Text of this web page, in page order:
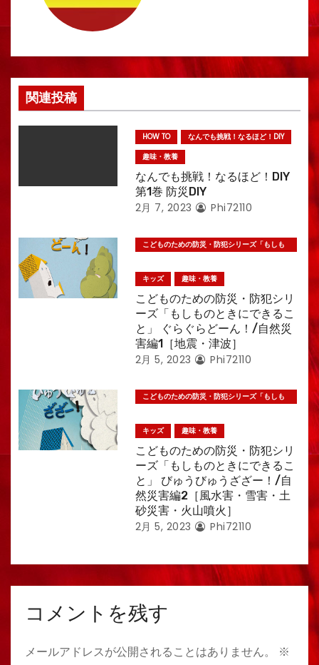
ン
関連投稿
HOW TO
なんでも挑戦！なるほど！DIY
趣味・教養
なんでも挑戦！なるほど！DIY
第1巻 防災DIY
2月 7, 2023 Phi72110
こどものための防災・防犯シリーズ「もしも
キッズ
趣味・教養
こどものための防災・防犯シリ
ーズ「もしものときにできるこ
と」 ぐらぐらどーん！/自然災
害編1［地震・津波］
2月 5, 2023 Phi72110
こどものための防災・防犯シリーズ「もしも
キッズ
趣味・教養
こどものための防災・防犯シリ
ーズ「もしものときにできるこ
と」 びゅうびゅうざざー！/自
然災害編2［風水害・雪害・土
砂災害・火山噴火］
2月 5, 2023 Phi72110
コメントを残す
メールアドレスが公開されることはありません。
※